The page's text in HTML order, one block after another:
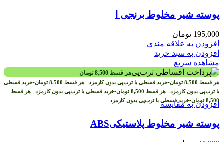
پوسته شیر مخلوط برنجی ا
195,000 تومان
افزودن به علاقه مندی
افزودن به سبد خرید
مشاهده سریع
هر قسط 8,500 تومان
هر قسط 8,500 تومان•خرید قسطی با ترب‌پی بدون کارمزد هر قسط 8,500 تومان•خرید قسطی
با ترب‌پی بدون کارمزد هر قسط 8,500 تومان•خرید قسطی با ترب‌پی بدون کارمزد هر قسط
8,500 تومان•خرید قسطی با ترب‌پی بدون کارمزدافزودن به مقایسه
پوسته شیر مخلوط پلاستیکیABS